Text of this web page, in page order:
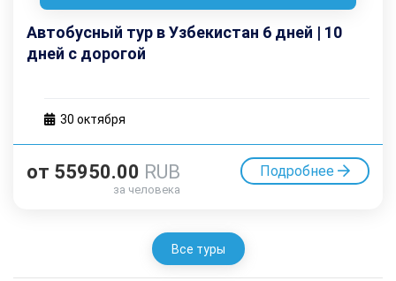
Автобусный тур в Узбекистан 6 дней | 10
дней с дорогой
30 октября
от 55950.00 RUB
за человека
Подробнее
Все туры